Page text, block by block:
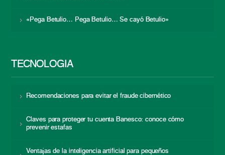
«Pega Betulio… Pega Betulio… Se cayó Betulio»
TECNOLOGÍA
Recomendaciones para evitar el fraude cibernético
Claves para proteger tu cuenta Banesco: conoce cómo
prevenir estafas
Ventajas de la inteligencia artificial para pequeños